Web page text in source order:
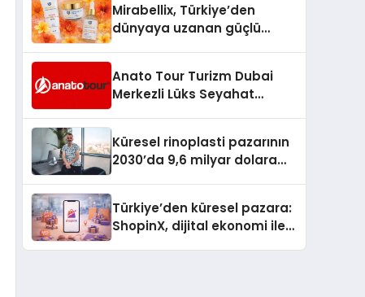
Mirabellix, Türkiye’den
dünyaya uzanan güçlü
Anato Tour Turizm Dubai
Merkezli Lüks Seyahat
Küresel rinoplasti pazarının
2030’da 9,6 milyar dolara
Türkiye’den küresel pazara:
ShopinX, dijital ekonomi ile